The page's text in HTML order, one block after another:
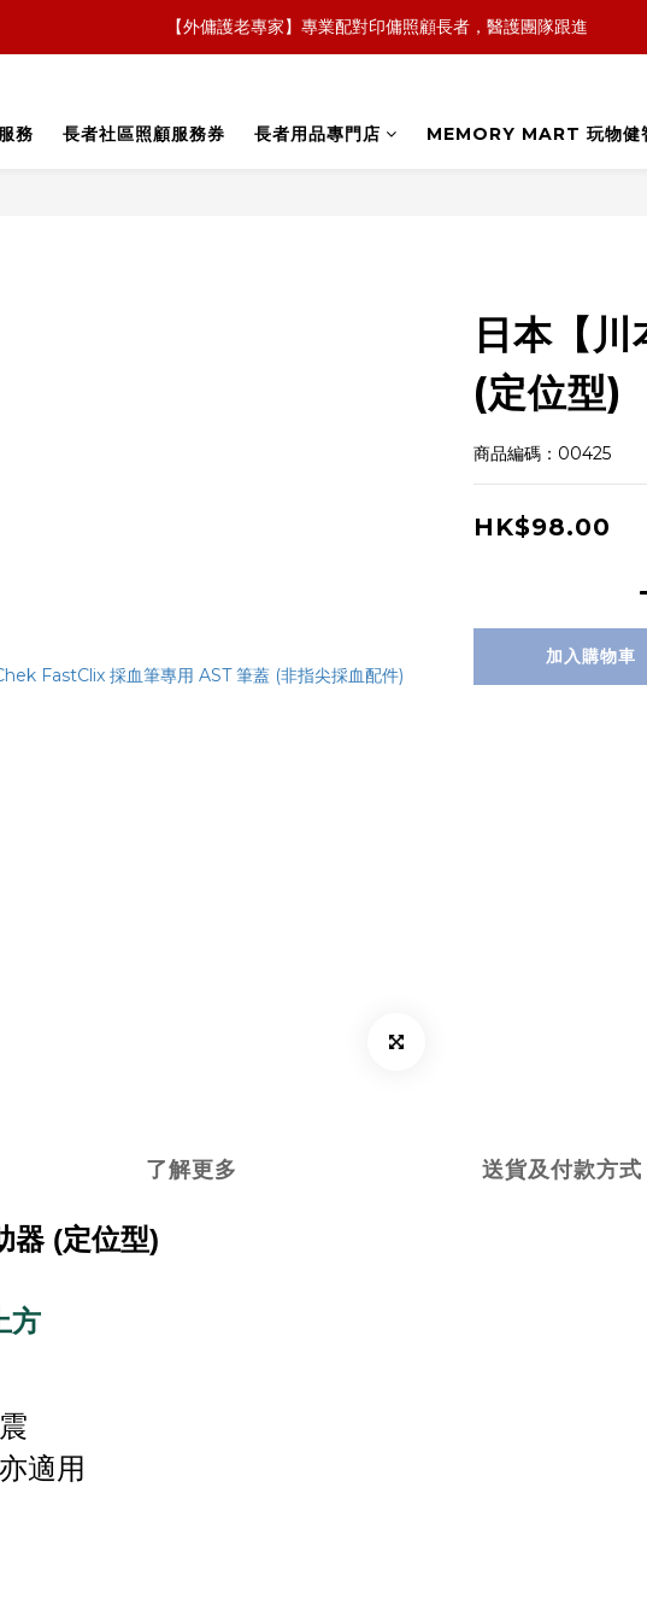
【全新概念】長者護理復康用品，可租可買，彈性選擇
【外傭護老專家】專業配對印傭照顧長者，醫護團隊跟進
【全新概念】長者護理復康用品，可租可買，彈性選擇
務 長者社區照顧服務券 長者用品專門店 MEMORY MART 玩物健
日本【
(定位型)
商品編碼：00425
HK$98.00
加入購物車
了解更多 送貨及付款方式
器 (定位型)
方
適用